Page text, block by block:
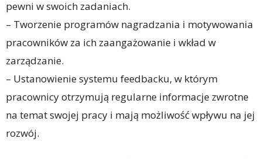
pewni w swoich zadaniach.
– Tworzenie programów nagradzania i motywowania
pracowników za ich zaangażowanie i wkład w
zarządzanie.
– Ustanowienie systemu feedbacku, w którym
pracownicy otrzymują regularne informacje zwrotne
na temat swojej pracy i mają możliwość wpływu na jej
rozwój.